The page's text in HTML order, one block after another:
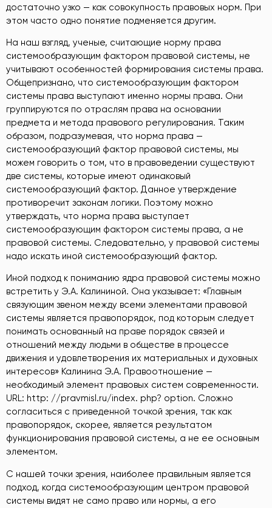
достаточно узко — как совокупность правовых норм. При
этом часто одно понятие подменяется другим.
На наш взгляд, ученые, считающие норму права
системообразующим фактором правовой системы, не
учитывают особенностей формирования системы права.
Общепризнано, что системообразующим фактором
системы права выступают именно нормы права. Они
группируются по отраслям права на основании
предмета и метода правового регулирования. Таким
образом, подразумевая, что норма права —
системообразующий фактор правовой системы, мы
можем говорить о том, что в правоведении существуют
две системы, которые имеют одинаковый
системообразующий фактор. Данное утверждение
противоречит законам логики. Поэтому можно
утверждать, что норма права выступает
системообразующим фактором системы права, а не
правовой системы. Следовательно, у правовой системы
надо искать иной системообразующий фактор.
Иной подход к пониманию ядра правовой системы можно
встретить у Э.А. Калининой. Она указывает: «Главным
связующим звеном между всеми элементами правовой
системы является правопорядок, под которым следует
понимать основанный на праве порядок связей и
отношений между людьми в обществе в процессе
движения и удовлетворения их материальных и духовных
интересов» Калинина Э.А. Правоотношение —
необходимый элемент правовых систем современности.
URL: http: //pravmisl.ru/index. php? option. Сложно
согласиться с приведенной точкой зрения, так как
правопорядок, скорее, является результатом
функционирования правовой системы, а не ее основным
элементом.
С нашей точки зрения, наиболее правильным является
подход, когда системообразующим центром правовой
системы видят не само право или нормы, а его